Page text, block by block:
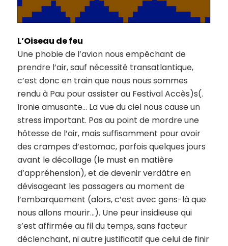
L’Oiseau de feu
Une phobie de l’avion nous empêchant de
prendre l’air, sauf nécessité transatlantique,
c’est donc en train que nous nous sommes
rendu à Pau pour assister au Festival Accès)s(.
Ironie amusante… La vue du ciel nous cause un
stress important. Pas au point de mordre une
hôtesse de l’air, mais suffisamment pour avoir
des crampes d’estomac, parfois quelques jours
avant le décollage (le must en matière
d’appréhension), et de devenir verdâtre en
dévisageant les passagers au moment de
l’embarquement (alors, c’est avec gens-là que
nous allons mourir…). Une peur insidieuse qui
s’est affirmée au fil du temps, sans facteur
déclenchant, ni autre justificatif que celui de finir